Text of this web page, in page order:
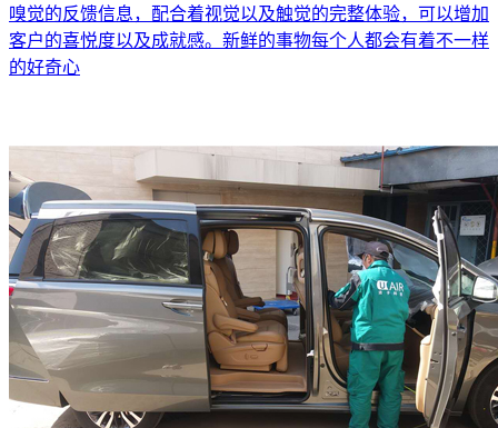
嗅觉的反馈信息，配合着视觉以及触觉的完整体验，可以增加
客户的喜悦度以及成就感。新鲜的事物每个人都会有着不一样
的好奇心